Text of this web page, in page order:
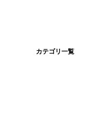
カテゴリ一覧